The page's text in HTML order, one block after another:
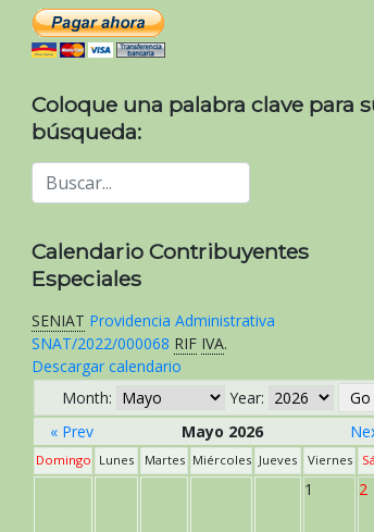
Coloque una palabra clave para
búsqueda:
Calendario Contribuyentes
Especiales
SENIAT Providencia Administrativa
SNAT/2022/000068 RIF IVA.
Descargar calendario
Month:
Year:
« Prev
Mayo 2026
Domingo Lunes Martes Miércoles Jueves Viernes
1 2